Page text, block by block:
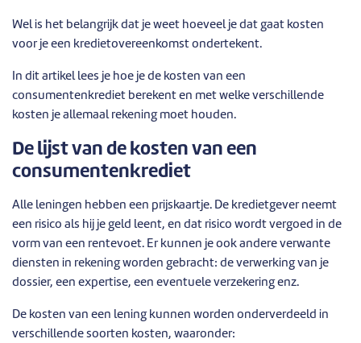
Wel is het belangrijk dat je weet hoeveel je dat gaat kosten
voor je een kredietovereenkomst ondertekent.
In dit artikel lees je hoe je de kosten van een
consumentenkrediet berekent en met welke verschillende
kosten je allemaal rekening moet houden.
De lijst van de kosten van een
consumentenkrediet
Alle leningen hebben een prijskaartje. De kredietgever neemt
een risico als hij je geld leent, en dat risico wordt vergoed in de
vorm van een rentevoet. Er kunnen je ook andere verwante
diensten in rekening worden gebracht: de verwerking van je
dossier, een expertise, een eventuele verzekering enz.
De kosten van een lening kunnen worden onderverdeeld in
verschillende soorten kosten, waaronder: